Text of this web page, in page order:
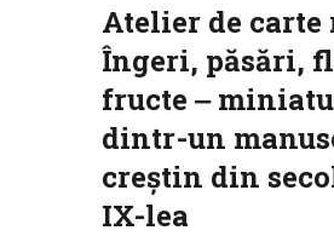
Atelier de carte
Îngeri, păsări,
fructe ‒
dintr-un
creştin din
IX-lea